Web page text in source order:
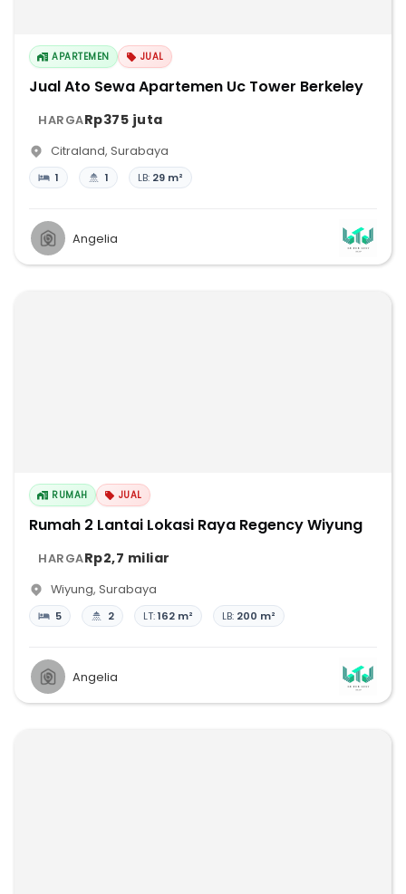
APARTEMEN JUAL
Jual Ato Sewa Apartemen Uc Tower Berkeley
HARGARp375 juta
Citraland, Surabaya
1 1 LB: 29 m²
Angelia
RUMAH JUAL
Rumah 2 Lantai Lokasi Raya Regency Wiyung
HARGARp2,7 miliar
Wiyung, Surabaya
5 2 LT:162 m² LB: 200 m²
Angelia